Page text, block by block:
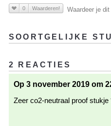
0 Waarderen! Waardeer je
SOORTGELIJKE
2 REACTIES
Op 3 november 2019 om
Zeer co2-neutraal proof stukje